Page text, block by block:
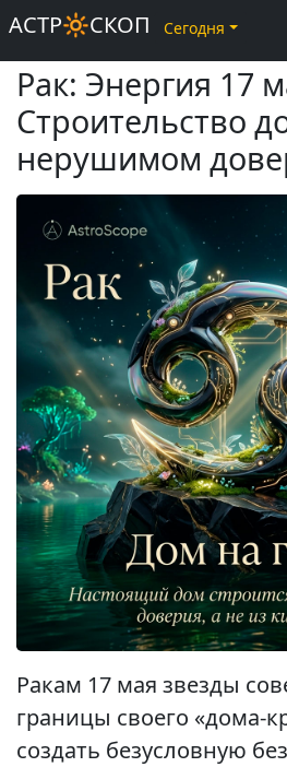
Рак: Энергия 17
Строительство
нерушимом
Ракам 17 мая звезды
границы своего «дома-
создать безусловную
АСТР🔆СКОП Сегодня